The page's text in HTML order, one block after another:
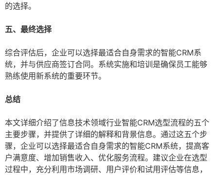
的选择。
五、最终选择
综合评估后，企业可以选择最适合自身需求的智能CRM系
统，并与供应商签订合同。系统实施和培训是确保员工能够
熟练使用新系统的重要环节。
总结
本文详细介绍了信息技术领域行业智能CRM选型流程的五个
主要步骤，并提供了详细的解释和背景信息。通过这五个步
骤，企业可以选择最适合自身需求的智能CRM系统，提高客
户满意度、增加销售收入、优化服务流程。建议企业在选型
过程中，充分利用市场调研、用户评价和试用评估等信息，